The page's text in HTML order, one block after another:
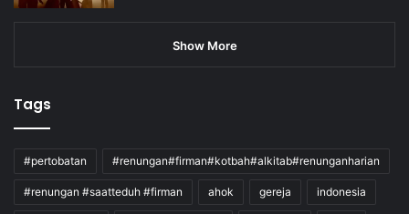
Show More
Tags
#pertobatan #renungan#firman#kotbah#alkitab#renunganharian
#renungan #saatteduh #firman ahok gereja indonesia